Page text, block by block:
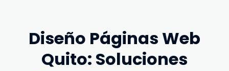
Diseño Páginas Web
Quito: Soluciones